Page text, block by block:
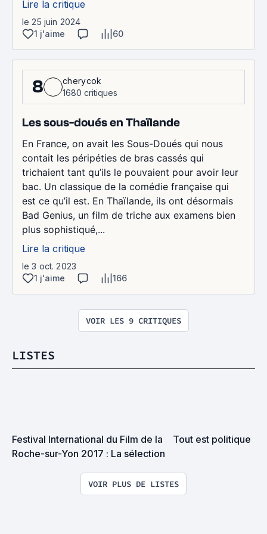
Lire la critique
le 25 juin 2024
1 j'aime
60
8
cherycok
1680 critiques
Les sous-doués en Thaïlande
En France, on avait les Sous-Doués qui nous
contait les péripéties de bras cassés qui
trichaient tant qu’ils le pouvaient pour avoir leur
bac. Un classique de la comédie française qui
est ce qu’il est. En Thaïlande, ils ont désormais
Bad Genius, un film de triche aux examens bien
plus sophistiqué,...
Lire la critique
le 3 oct. 2023
1 j'aime
166
VOIR LES 9 CRITIQUES
LISTES
Festival International du Film de la
Roche-sur-Yon 2017 : La sélection
Tout est politique
VOIR PLUS DE LISTES